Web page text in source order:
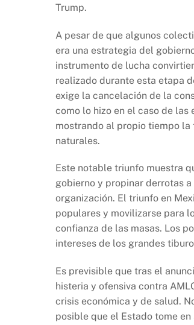
Trump.
A pesar de que algunos
era una estrategia del
instrumento de lucha
realizado durante esta etapa
exige la cancelación de la
como lo hizo en el caso de las
mostrando al propio tiempo
naturales.
Este notable triunfo muestra
gobierno y propinar derrotas
organización. El triunfo en
populares y movilizarse para
confianza de las masas. Los
intereses de los grandes
Es previsible que tras el
histeria y ofensiva contra
crisis económica y de salud.
posible que el Estado tome